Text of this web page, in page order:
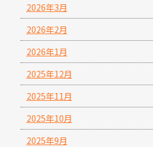
2026年3月
2026年2月
2026年1月
2025年12月
2025年11月
2025年10月
2025年9月